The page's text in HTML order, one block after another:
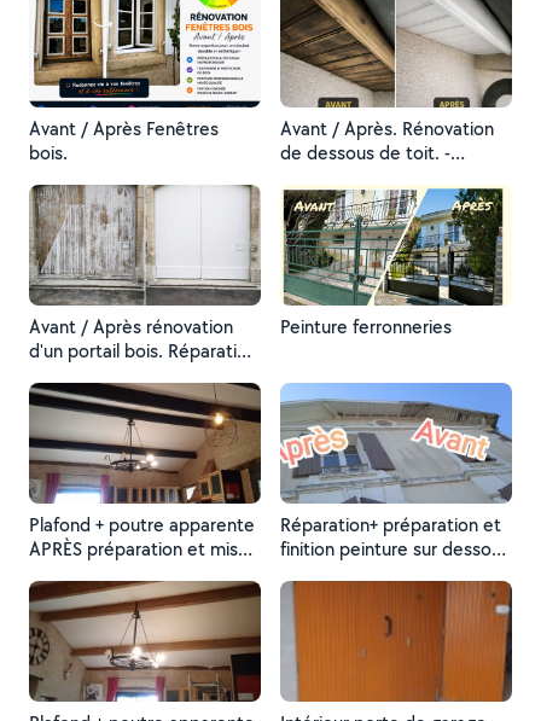
Avant / Après Fenêtres
bois.
Avant / Après. Rénovation
de dessous de toit. -
2 couches de peinture
microporeuse blanc satiné.
Avant / Après rénovation
d'un portail bois. Réparation
Peinture ferronneries
Plafond + poutre apparente
APRÈS préparation et mise
Réparation+ préparation et
finition peinture sur dessous